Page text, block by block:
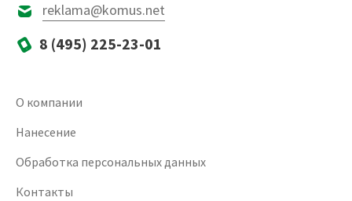
reklama@komus.net
8 (495) 225-23-01
О компании
Нанесение
Обработка персональных данных
Контакты